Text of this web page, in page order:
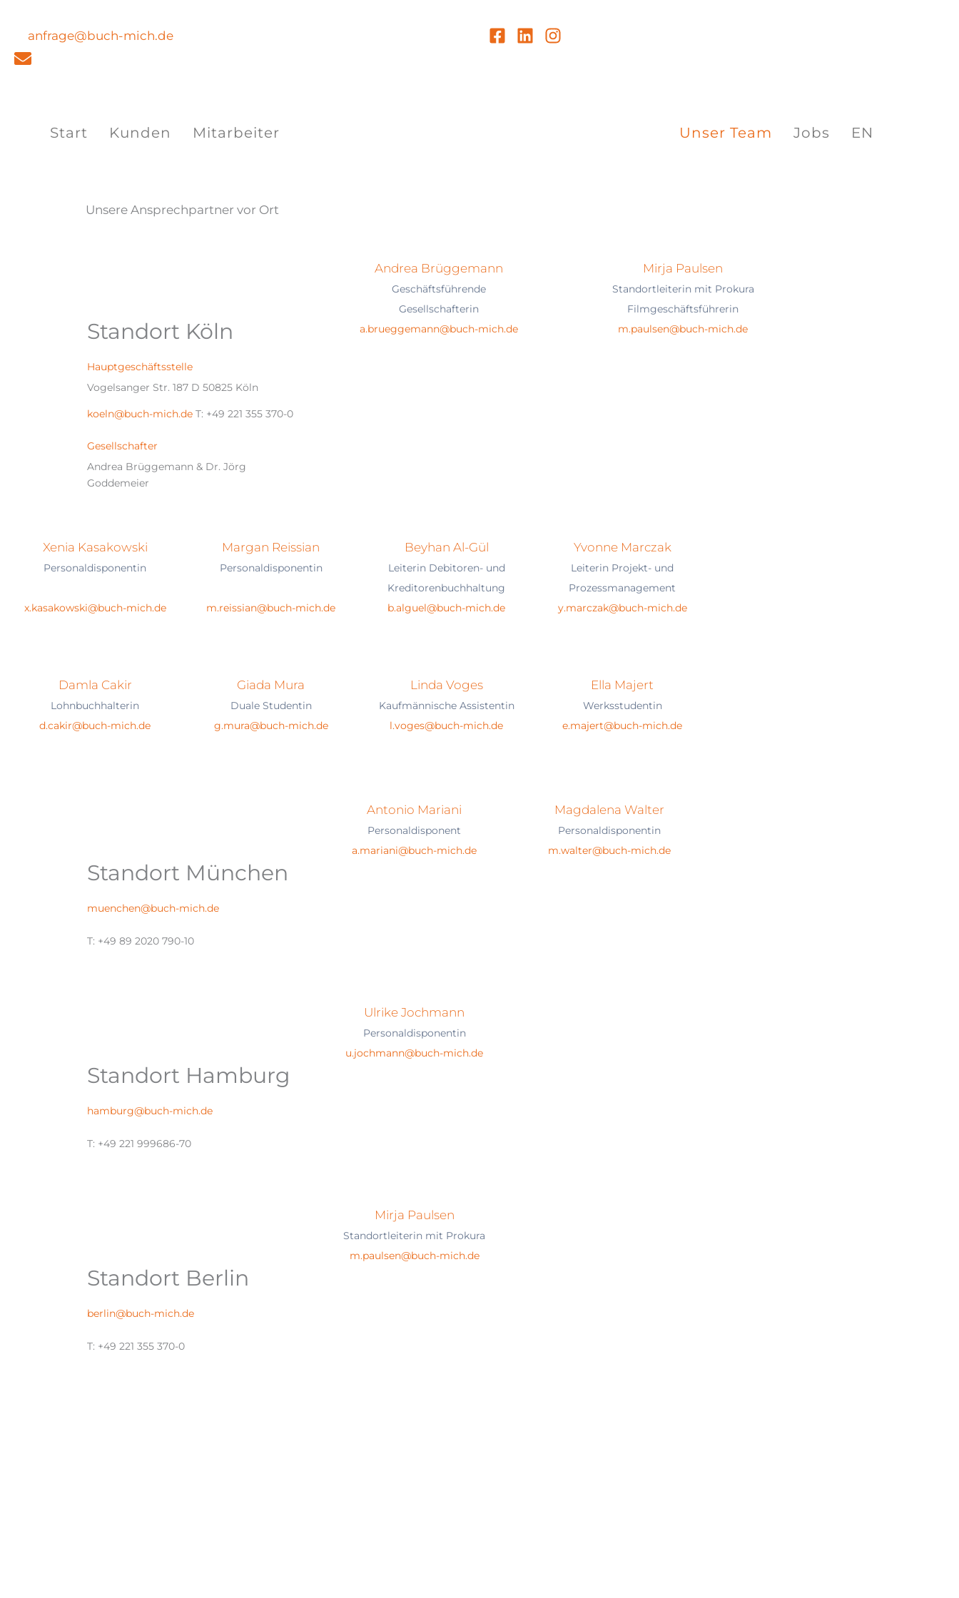
springen
anfrage@buch-mich.de
Start Kunden Mitarbeiter Unser Team Jobs EN
Unsere Ansprechpartner vor Ort
Standort Köln
Hauptgeschäftsstelle
Vogelsanger Str. 187 D 50825 Köln
koeln@buch-mich.de T: +49 221 355 370-0
Gesellschafter
Andrea Brüggemann & Dr. Jörg
Goddemeier
Andrea Brüggemann
Geschäftsführende
Gesellschafterin
a.brueggemann@buch-mich.de
Mirja Paulsen
Standortleiterin mit Prokura
Filmgeschäftsführerin
m.paulsen@buch-mich.de
Xenia Kasakowski
Personaldisponentin
x.kasakowski@buch-mich.de
Margan Reissian
Personaldisponentin
m.reissian@buch-mich.de
Beyhan Al-Gül
Leiterin Debitoren- und
Kreditorenbuchhaltung
b.alguel@buch-mich.de
Yvonne Marczak
Leiterin Projekt- und
Prozessmanagement
y.marczak@buch-mich.de
Damla Cakir
Lohnbuchhalterin
d.cakir@buch-mich.de
Giada Mura
Duale Studentin
g.mura@buch-mich.de
Linda Voges
Kaufmännische Assistentin
l.voges@buch-mich.de
Ella Majert
Werksstudentin
e.majert@buch-mich.de
Standort München
muenchen@buch-mich.de
T: +49 89 2020 790-10
Antonio Mariani
Personaldisponent
a.mariani@buch-mich.de
Magdalena Walter
Personaldisponentin
m.walter@buch-mich.de
Standort Hamburg
hamburg@buch-mich.de
T: +49 221 999686-70
Ulrike Jochmann
Personaldisponentin
u.jochmann@buch-mich.de
Standort Berlin
berlin@buch-mich.de
T: +49 221 355 370-0
Mirja Paulsen
Standortleiterin mit Prokura
m.paulsen@buch-mich.de